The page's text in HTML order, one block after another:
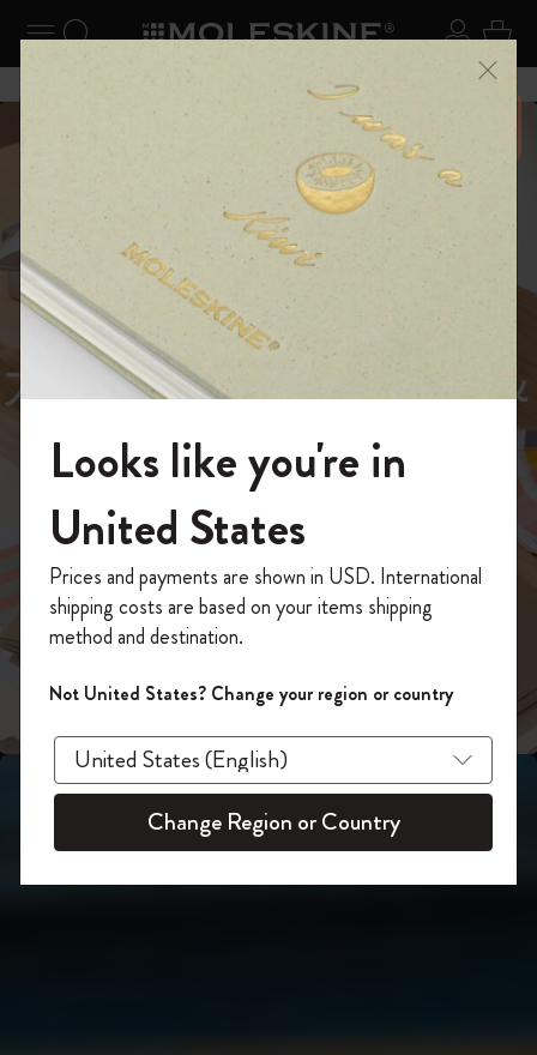
ナビゲーションの切替 ログ
検索 (キーワードなど) カ
6,500円以上のご購入で送料無料 メニ
ーを閉じる
あるページから始まる物語
Reframe
Sunglasses（リフレー
ム サングラス）
あなたにぴったりの一本を選ぼう
スライド表示0
スライド表示1
スライド表示2
スライド表示3
スライド表示4
スライド表示5
モレスキンの世界へようこそ
「WELCOME10」を入力すると、初回注
文が10%オフ＋送料無料になります。セ
ール・アウトレット品は適用外。
Moleskineアカウントを作成して限定オフ
ァーや会員特典、さらに多くのインスピ
レーションを手に入れましょう。
今すぐ会員登録 !
Looks like you're in
United States
Prices and payments are shown in USD. International
shipping costs are based on your items shipping
method and destination.
Not United States? Change your region or country
Change Region or Country